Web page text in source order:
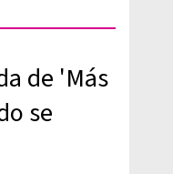
de 'Más
se